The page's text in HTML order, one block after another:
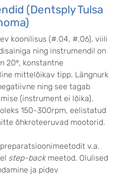
(Dentsply Tulsa
koonilisus (#.04, #.06). viili
ning instrumendil on
20⁰, konstantne
mittelõikav tipp. Längnurk
ning see tagab
(instrument ei lõika).
150-300rpm, eelistatud
õhkroteeruvad mootorid.
v.a.
step-backmeetod. Olulised
ja pidev